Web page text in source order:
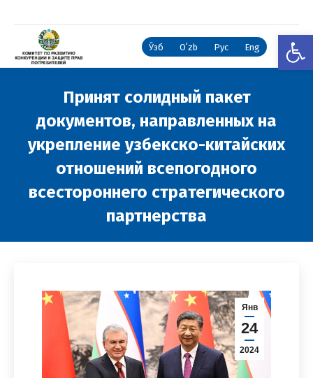
Ўзб Oʻzb Рус Eng
Принят солидный пакет
документов, направленных на
укрепление узбекско-китайских
отношений всепогодного
всестороннего стратегического
партнерства
Янв
24
2024